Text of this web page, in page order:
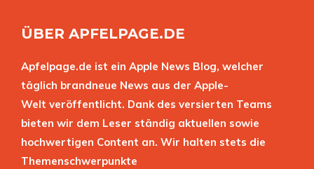
ÜBER APFELPAGE.DE
Apfelpage.de ist ein Apple News Blog, welcher
täglich brandneue News aus der Apple-
Welt veröffentlicht. Dank des versierten Teams
bieten wir dem Leser ständig aktuellen sowie
hochwertigen Content an. Wir halten stets die
Themenschwerpunkte